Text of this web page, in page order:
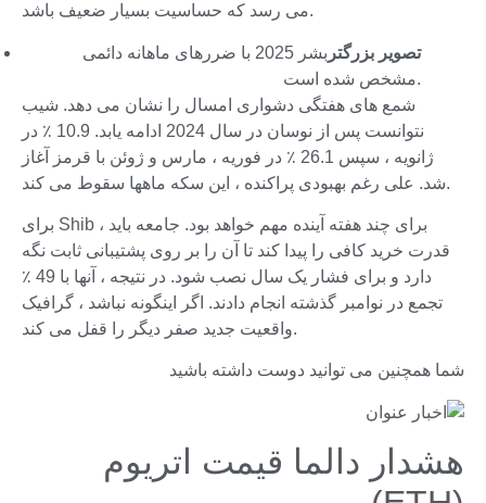
می رسد که حساسیت بسیار ضعیف باشد.
تصویر بزرگتر
بشر 2025 با ضررهای ماهانه دائمی
مشخص شده است.
شمع های هفتگی دشواری امسال را نشان می دهد. شیب
نتوانست پس از نوسان در سال 2024 ادامه یابد. 10.9 ٪ در
ژانویه ، سپس 26.1 ٪ در فوریه ، مارس و ژوئن با قرمز آغاز
شد. علی رغم بهبودی پراکنده ، این سکه ماهها سقوط می کند.
برای Shib ، برای چند هفته آینده مهم خواهد بود. جامعه باید
قدرت خرید کافی را پیدا کند تا آن را بر روی پشتیبانی ثابت نگه
دارد و برای فشار یک سال نصب شود. در نتیجه ، آنها با 49 ٪
تجمع در نوامبر گذشته انجام دادند. اگر اینگونه نباشد ، گرافیک
واقعیت جدید صفر دیگر را قفل می کند.
شما همچنین می توانید دوست داشته باشید
هشدار دالما قیمت اتریوم